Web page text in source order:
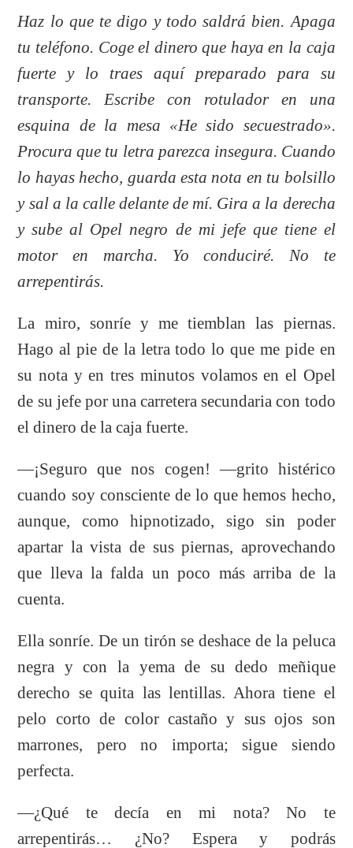
Haz lo que te digo y todo saldrá bien. Apaga
tu teléfono. Coge el dinero que haya en la caja
fuerte y lo traes aquí preparado para su
transporte. Escribe con rotulador en una
esquina de la mesa «He sido secuestrado».
Procura que tu letra parezca insegura. Cuando
lo hayas hecho, guarda esta nota en tu bolsillo
y sal a la calle delante de mí. Gira a la derecha
y sube al Opel negro de mi jefe que tiene el
motor en marcha. Yo conduciré. No te
arrepentirás.
La miro, sonríe y me tiemblan las piernas.
Hago al pie de la letra todo lo que me pide en
su nota y en tres minutos volamos en el Opel
de su jefe por una carretera secundaria con todo
el dinero de la caja fuerte.
—¡Seguro que nos cogen! —grito histérico
cuando soy consciente de lo que hemos hecho,
aunque, como hipnotizado, sigo sin poder
apartar la vista de sus piernas, aprovechando
que lleva la falda un poco más arriba de la
cuenta.
Ella sonríe. De un tirón se deshace de la peluca
negra y con la yema de su dedo meñique
derecho se quita las lentillas. Ahora tiene el
pelo corto de color castaño y sus ojos son
marrones, pero no importa; sigue siendo
perfecta.
—¿Qué te decía en mi nota? No te
arrepentirás… ¿No? Espera y podrás